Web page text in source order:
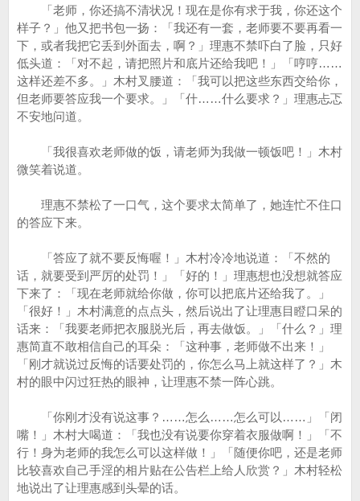
「老师，你还搞不清状况！现在是你有求于我，你还这个
样子？」他又把书包一扬：「我还有一套，老师要不要再看一
下，或者我把它丢到外面去，啊？」理惠不禁吓白了脸，只好
低头道：「对不起，请把照片和底片还给我吧！」「哼哼……
这样还差不多。」木村叉腰道：「我可以把这些东西交给你，
但老师要答应我一个要求。」「什……什么要求？」理惠忐忑
不安地问道。
「我很喜欢老师做的饭，请老师为我做一顿饭吧！」木村
微笑着说道。
理惠不禁松了一口气，这个要求太简单了，她连忙不住口
的答应下来。
「答应了就不要反悔喔！」木村冷冷地说道：「不然的
话，就要受到严厉的处罚！」「好的！」理惠想也没想就答应
下来了：「现在老师就给你做，你可以把底片还给我了。」
「很好！」木村满意的点点头，然后说出了让理惠目瞪口呆的
话来：「我要老师把衣服脱光后，再去做饭。」「什么？」理
惠简直不敢相信自己的耳朵：「这种事，老师做不出来！」
「刚才就说过反悔的话要处罚的，你怎么马上就这样了？」木
村的眼中闪过狂热的眼神，让理惠不禁一阵心跳。
「你刚才没有说这事？……怎么……怎么可以……」「闭
嘴！」木村大喝道：「我也没有说要你穿着衣服做啊！」「不
行！身为老师的我怎么可以这样做！」「随便你吧，还是老师
比较喜欢自己手淫的相片贴在公告栏上给人欣赏？」木村轻松
地说出了让理惠感到头晕的话。